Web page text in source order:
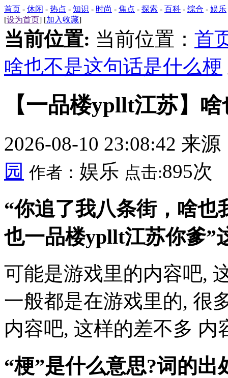
首页 - 休闲 - 热点 - 知识 - 时尚 - 焦点 - 探索 - 百科 - 综合 - 娱乐
[设为首页] [加入收藏]
当前位置: 当前位置： 首
啥也不是这句话是什么梗
【一品楼ypllt江苏】
2026-08-10 23:08:42 来源
园 作者： 娱乐 点击:895次
“你追了我八条街，啥
也一品楼ypllt江苏你爹”
可能是游戏里的内容吧,
一般都是在游戏里的, 很
内容吧, 这样的差不多 内
“梗”是什么意思?词的出